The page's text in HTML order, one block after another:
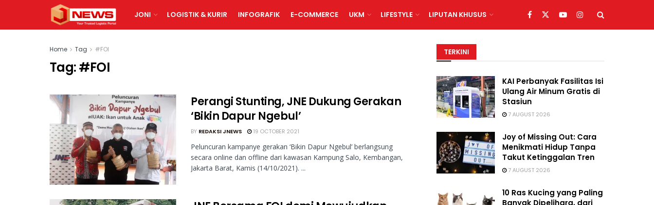
JONI LOGISTIK & KURIR INFOGRAFIK E-COMMERCE UKM LIFESTYLE LIPUTAN KHUSUS
Home Tag #FOI
Tag:#FOI
Perangi Stunting, JNE Dukung Gerakan
‘Bikin Dapur Ngebul’
BY REDAKSI JNEWS 19 OCTOBER 2021
Peluncuran kampanye gerakan ‘Bikin Dapur Ngebul’ berlangsung
secara online dan offline dari kawasan Kampung Salo, Kembangan,
Jakarta Barat, Kamis (14/10/2021). ...
TERKINI
KAI Perbanyak Fasilitas Isi
Ulang Air Minum Gratis di
Stasiun
7 AUGUST 2026
Joy of Missing Out: Cara
Menikmati Hidup Tanpa
Takut Ketinggalan Tren
7 AUGUST 2026
10 Ras Kucing yang Paling
Banyak Dipelihara, dari